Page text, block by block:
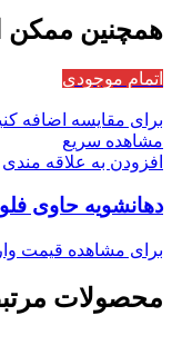
همچنین
اتمام موجودی
برای مقایسه اضافه
مشاهده سریع
افزودن به علاقه مندی
دهانشویه حاوی
برای مشاهده قیمت
محصولات